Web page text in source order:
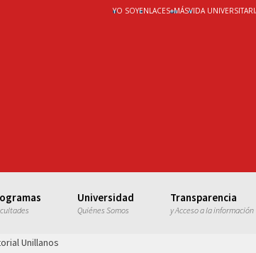
YO SOYENLACES+MÁSVIDA
Universidad
Quiénes Somos
Transparencia
y Acceso a la información
Unillanos